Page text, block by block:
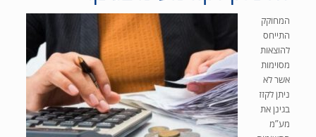
המחוקק
התייחס
להוצאות
מסוימות
אשר לא
ניתן לקזז
בגינן את
מע”מ